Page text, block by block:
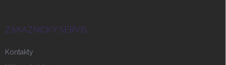
ZÁKAZNICKÝ SERVIS
Kontakty